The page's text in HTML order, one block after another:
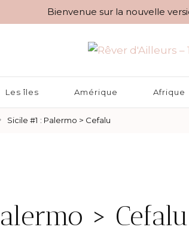
Bienvenue sur la nouvelle
– 10 raisons de
Les îles Amérique Afrique
Sicile #1 : Palermo > Cefalu
> Cefalu